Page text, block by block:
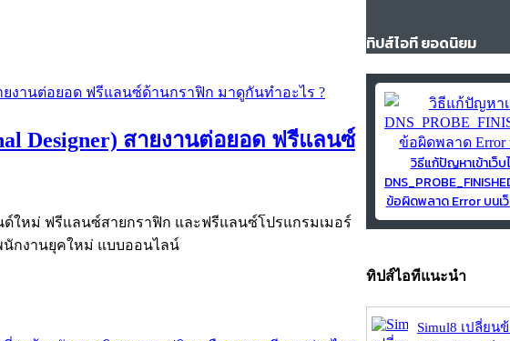
Designer) สายงานต่อยอด ฟรีแลนซ์
นด์ใหม่ ฟรีแลนซ์สายกราฟิก และฟรีแลนซ์โปรแกรมเมอร์
นักงานยุคใหม่ แบบออนไลน์
ทิปส์ไอที ยอดนิยม
วิธีแก้ปัญหาเข้าเว็บ
ข้อผิดพลาด Error บนเว็
ทิปส์ไอทีแนะนำ
Simul8 เปลี่ยน